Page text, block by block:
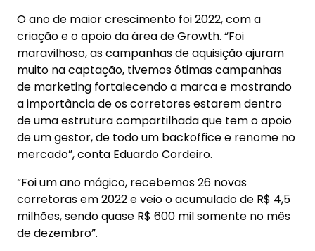
O ano de maior crescimento foi 2022, com a
criação e o apoio da área de Growth. “Foi
maravilhoso, as campanhas de aquisição ajuram
muito na captação, tivemos ótimas campanhas
de marketing fortalecendo a marca e mostrando
a importância de os corretores estarem dentro
de uma estrutura compartilhada que tem o apoio
de um gestor, de todo um backoffice e renome no
mercado”, conta Eduardo Cordeiro.
“Foi um ano mágico, recebemos 26 novas
corretoras em 2022 e veio o acumulado de R$ 4,5
milhões, sendo quase R$ 600 mil somente no mês
de dezembro”.